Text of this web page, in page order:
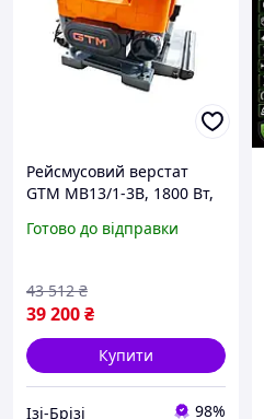
Рейсмусовий верстат
GTM MB13/1-3B, 1800 Вт,
швидкості IZI
Готово до відправки
39 200₴
43 512 ₴
Купити
Ізі-Брізі 98%